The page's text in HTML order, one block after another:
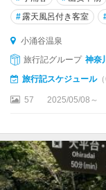
# 露天風呂付き客室
小涌谷温泉
旅行記グループ 神奈
旅行記スケジュール（
57 2025/05/08～